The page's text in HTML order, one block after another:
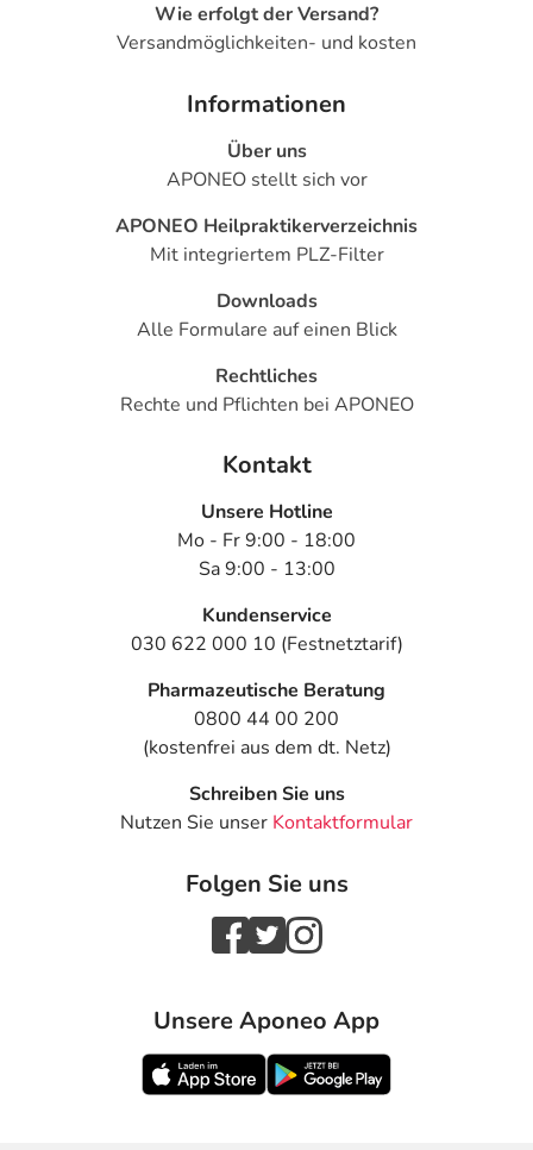
Wie erfolgt der Versand?
Versandmöglichkeiten- und kosten
Informationen
Über uns
APONEO stellt sich vor
APONEO Heilpraktikerverzeichnis
Mit integriertem PLZ-Filter
Downloads
Alle Formulare auf einen Blick
Rechtliches
Rechte und Pflichten bei APONEO
Kontakt
Unsere Hotline
Mo - Fr 9:00 - 18:00
Sa 9:00 - 13:00
Kundenservice
030 622 000 10 (Festnetztarif)
Pharmazeutische Beratung
0800 44 00 200
(kostenfrei aus dem dt. Netz)
Schreiben Sie uns
Nutzen Sie unser Kontaktformular
Folgen Sie uns
Unsere Aponeo App